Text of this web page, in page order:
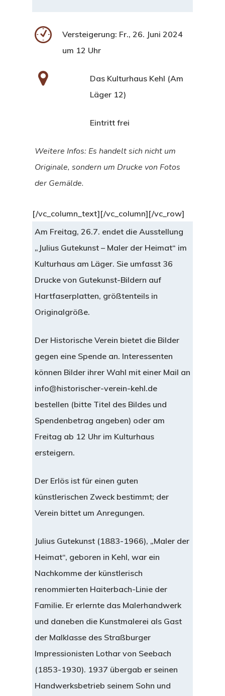
Versteigerung: Fr., 26. Juni 2024
um 12 Uhr
Das Kulturhaus Kehl (Am
Läger 12)
Eintritt frei
Weitere Infos: Es handelt sich nicht um
Originale, sondern um Drucke von Fotos
der Gemälde.
[/vc_column_text][/vc_column][/vc_row]
Am Freitag, 26.7. endet die Ausstellung
„Julius Gutekunst – Maler der Heimat“ im
Kulturhaus am Läger. Sie umfasst 36
Drucke von Gutekunst-Bildern auf
Hartfaserplatten, größtenteils in
Originalgröße.
Der Historische Verein bietet die Bilder
gegen eine Spende an. Interessenten
können Bilder ihrer Wahl mit einer Mail an
info@historischer-verein-kehl.de
bestellen (bitte Titel des Bildes und
Spendenbetrag angeben) oder am
Freitag ab 12 Uhr im Kulturhaus
ersteigern.
Der Erlös ist für einen guten
künstlerischen Zweck bestimmt; der
Verein bittet um Anregungen.
Julius Gutekunst (1883-1966), „Maler der
Heimat“, geboren in Kehl, war ein
Nachkomme der künstlerisch
renommierten Haiterbach-Linie der
Familie. Er erlernte das Malerhandwerk
und daneben die Kunstmalerei als Gast
der Malklasse des Straßburger
Impressionisten Lothar von Seebach
(1853-1930). 1937 übergab er seinen
Handwerksbetrieb seinem Sohn und